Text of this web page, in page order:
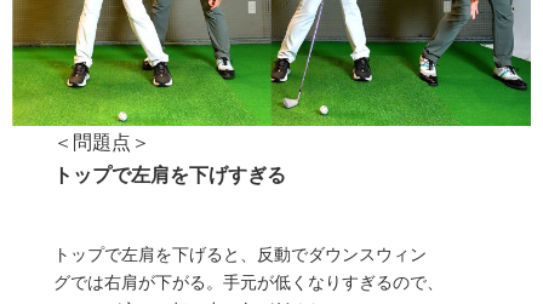
＜問題点＞
トップで左肩を下げすぎる
トップで左肩を下げると、反動でダウンスウィン
グでは右肩が下がる。手元が低くなりすぎるので、